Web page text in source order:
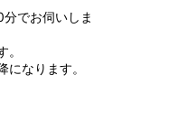
でお伺いしま
なります。